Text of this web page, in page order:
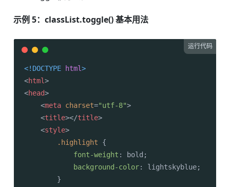
示例 5：classList.toggle() 基本用法
运行代码
<!DOCTYPE html>
<html>
<head>
<meta charset="utf-8">
<title></title>
<style>
.highlight {
font-weight : bold;
background-color: lightskyblue;
        }